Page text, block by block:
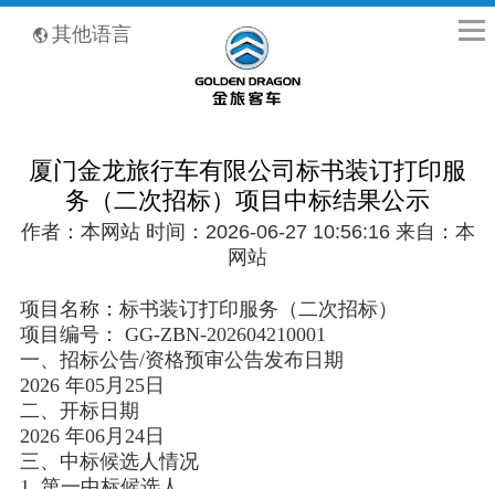
其他语言
厦门金龙旅行车有限公司标书装订打印服
务（二次招标）项目中标结果公示
作者：本网站 时间：2026-06-27 10:56:16 来自：本
网站
项目名称：标书装订打印服务（二次招标）
项目编号： GG-ZBN-202604210001
一、招标公告/资格预审公告发布日期
2026 年05月25日
二、开标日期
2026 年06月24日
三、中标候选人情况